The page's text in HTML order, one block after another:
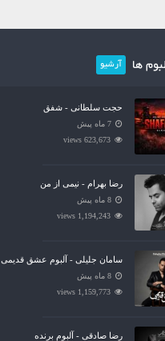
ها آرشیو
حجت سلطانی - شفق
7 ماه پیش
623,673 views
رضا بهرام - نیمی از من
8 ماه پیش
1,194,243 views
سامان جلیلی - آلبوم عشق قدیمی
8 ماه پیش
1,159,773 views
رضا صادقی - آلبوم برنده